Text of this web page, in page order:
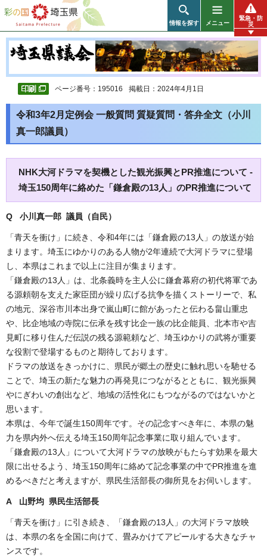
彩の国 埼玉県
情報を探す メニュー
緊急・防
災
ページ番号：195016 掲載日：2024年4月1日
令和3年2月定例会 一般質問 質疑質問・答弁全文（小川
真一郎議員）
NHK大河ドラマを契機とした観光振興とPR推進について -
埼玉150周年に絡めた「鎌倉殿の13人」のPR推進について
Q 小川真一郎 議員（自民）
「青天を衝け」に続き、令和4年には「鎌倉殿の13人」の放送が始
まります。埼玉にゆかりのある人物が2年連続で大河ドラマに登場
し、本県はこれまで以上に注目が集まります。
「鎌倉殿の13人」は、北条義時を主人公に鎌倉幕府の初代将軍であ
る源頼朝を支えた家臣団が繰り広げる抗争を描くストーリーで、私
の地元、深谷市川本出身で嵐山町に館があったと伝わる畠山重忠
や、比企地域の寺院に伝承を残す比企一族の比企能員、北本市や吉
見町に移り住んだ伝説の残る源範頼など、埼玉ゆかりの武将が重要
な役割で登場するものと期待しております。
ドラマの放送をきっかけに、県民が郷土の歴史に触れ思いを馳せる
ことで、埼玉の新たな魅力の再発見につながるとともに、観光振興
やにぎわいの創出など、地域の活性化にもつながるのではないかと
思います。
本県は、今年で誕生150周年です。その記念すべき年に、本県の魅
力を県内外へ伝える埼玉150周年記念事業に取り組んでいます。
「鎌倉殿の13人」について大河ドラマの放映がもたらす効果を最大
限に出せるよう、埼玉150周年に絡めて記念事業の中でPR推進を進
めるべきだと考えますが、県民生活部長の御所見をお伺いします。
A 山野均 県民生活部長
「青天を衝け」に引き続き、「鎌倉殿の13人」の大河ドラマ放映
は、本県の名を全国に向けて、畳みかけてアピールする大きなチャ
ンスです。